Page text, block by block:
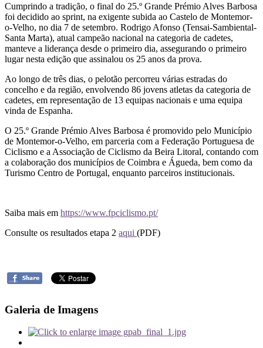
Cumprindo a tradição, o final do 25.º Grande Prémio Alves Barbosa
foi decidido ao sprint, na exigente subida ao Castelo de Montemor-
o-Velho, no dia 7 de setembro. Rodrigo Afonso (Tensai-Sambiental-
Santa Marta), atual campeão nacional na categoria de cadetes,
manteve a liderança desde o primeiro dia, assegurando o primeiro
lugar nesta edição que assinalou os 25 anos da prova.
Ao longo de três dias, o pelotão percorreu várias estradas do
concelho e da região, envolvendo 86 jovens atletas da categoria de
cadetes, em representação de 13 equipas nacionais e uma equipa
vinda de Espanha.
O 25.º Grande Prémio Alves Barbosa é promovido pelo Município
de Montemor-o-Velho, em parceria com a Federação Portuguesa de
Ciclismo e a Associação de Ciclismo da Beira Litoral, contando com
a colaboração dos municípios de Coimbra e Águeda, bem como da
Turismo Centro de Portugal, enquanto parceiros institucionais.
Saiba mais em https://www.fpciclismo.pt/
Consulte os resultados etapa 2 aqui (PDF)
Galeria de Imagens